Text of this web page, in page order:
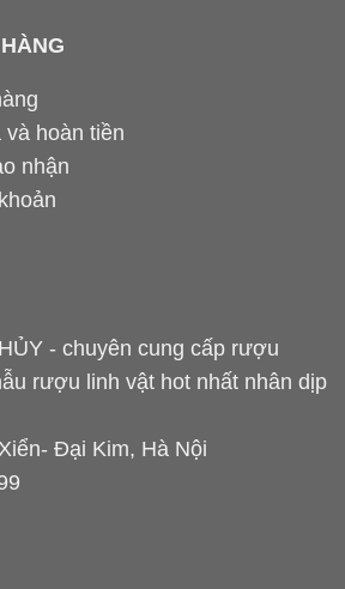
hoàn tiền
nhận
- chuyên cung cấp rượu
rượu linh vật hot nhất nhân dịp
Đại Kim, Hà Nội